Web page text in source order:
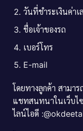
วันที่ชำระเงินค่า
ชื่อเจ้าของรถ
เบอร์โทร
E-mail
โดยทางลูกค้า สามาร
แชทสนทนาในเว็บไ
ไลน์ไอดี